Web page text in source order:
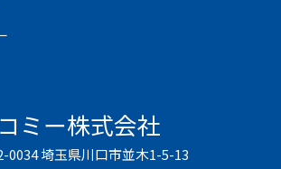
コミー株式会社
0034 埼玉県川口市並木1-5-13